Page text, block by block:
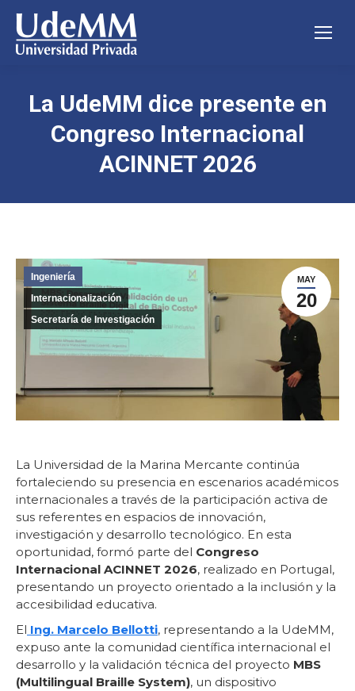
La UdeMM dice presente en
Congreso Internacional
ACINNET 2026
MAY
20
Ingeniería
Internacionalización
Secretaría de Investigación
La Universidad de la Marina Mercante continúa
fortaleciendo su presencia en escenarios académicos
internacionales a través de la participación activa de
sus referentes en espacios de innovación,
investigación y desarrollo tecnológico. En esta
oportunidad, formó parte del Congreso
Internacional ACINNET 2026, realizado en Portugal,
presentando un proyecto orientado a la inclusión y la
accesibilidad educativa.
El Ing. Marcelo Bellotti, representando a la UdeMM,
expuso ante la comunidad científica internacional el
desarrollo y la validación técnica del proyecto MBS
(Multilingual Braille System), un dispositivo